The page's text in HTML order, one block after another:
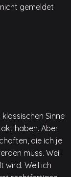
gemeldet
Sinne
haben. Aber
die ich je
muss. Weil
wird. Weil ich